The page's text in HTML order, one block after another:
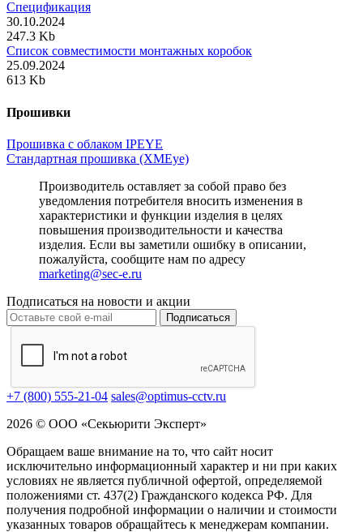
Спецификация
30.10.2024
247.3 Kb
Список совместимости монтажных коробок
25.09.2024
613 Kb
Прошивки
Прошивка с облаком IPEYE
Стандартная прошивка (XMEye)
Производитель оставляет за собой право без
уведомления потребителя вносить изменения в
характеристики и функции изделия в целях
повышения производительности и качества
изделия. Если вы заметили ошибку в описании,
пожалуйста, сообщите нам по адресу
marketing@sec-e.ru
Подписаться на новости и акции
Подписаться
+7 (800) 555-21-04 sales@optimus-cctv.ru
2026 © ООО «Секьюрити Эксперт»
Обращаем ваше внимание на то, что сайт носит
исключительно информационный характер и ни при каких
условиях не является публичной офертой, определяемой
положениями ст. 437(2) Гражданского кодекса РФ. Для
получения подробной информации о наличии и стоимости
указанных товаров обращайтесь к менеджерам компании.